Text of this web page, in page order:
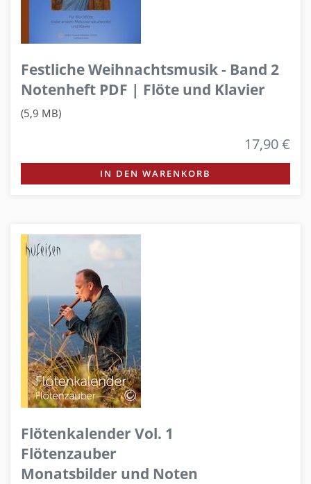
Festliche Weihnachtsmusik - Band 2
Notenheft PDF | Flöte und Klavier
(5,9 MB)
17,90 €
IN DEN WARENKORB
Flötenkalender Vol. 1
Flötenzauber
Monatsbilder und Noten